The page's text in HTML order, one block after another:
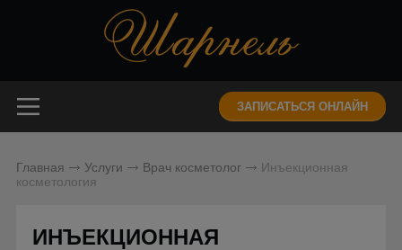
ЗАПИСАТЬСЯ ОНЛАЙН
Главная Услуги Врач косметолог
Инъекционная
косметология
ИНЪЕКЦИОННАЯ